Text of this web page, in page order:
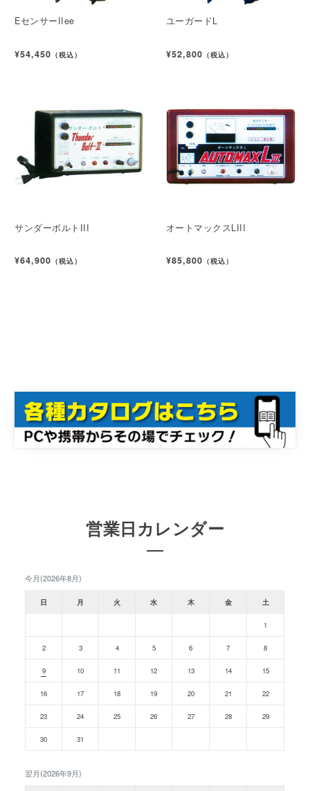
EセンサーIIee
¥54,450 （税込）
ユーガードL
¥52,800 （税込）
サンダーボルトIII
¥64,900 （税込）
オートマックスLIII
¥85,800 （税込）
営業日カレンダー
今月(2026年8月)
日 月 火 水 木 金 土
1
2 3 4 5 6 7 8
9 10 11 12 13 14 15
16 17 18 19 20 21 22
23 24 25 26 27 28 29
30 31
翌月(2026年9月)